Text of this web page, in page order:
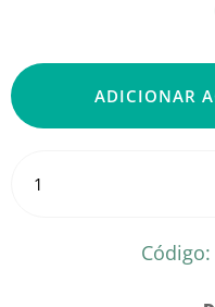
ADICIONAR